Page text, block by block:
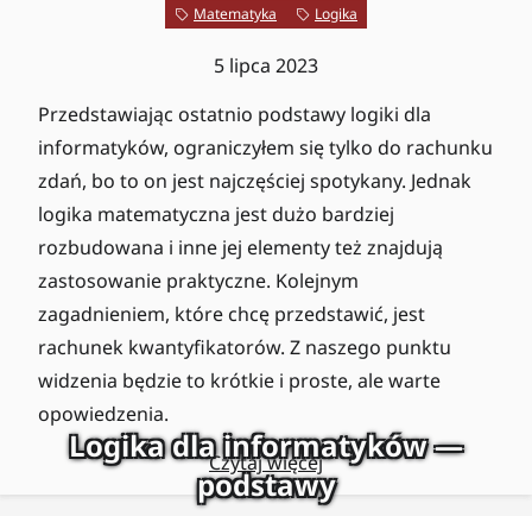
Matematyka Logika
5 lipca 2023
Przedstawiając ostatnio podstawy logiki dla
informatyków, ograniczyłem się tylko do rachunku
zdań, bo to on jest najczęściej spotykany. Jednak
logika matematyczna jest dużo bardziej
rozbudowana i inne jej elementy też znajdują
zastosowanie praktyczne. Kolejnym
zagadnieniem, które chcę przedstawić, jest
rachunek kwantyfikatorów. Z naszego punktu
widzenia będzie to krótkie i proste, ale warte
opowiedzenia.
Czytaj więcej
Logika dla informatyków —
podstawy